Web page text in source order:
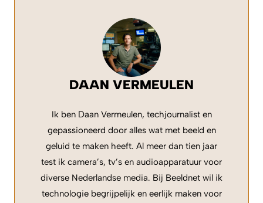
DAAN VERMEULEN
Ik ben Daan Vermeulen, techjournalist en
gepassioneerd door alles wat met beeld en
geluid te maken heeft. Al meer dan tien jaar
test ik camera’s, tv’s en audioapparatuur voor
diverse Nederlandse media. Bij Beeldnet wil ik
technologie begrijpelijk en eerlijk maken voor